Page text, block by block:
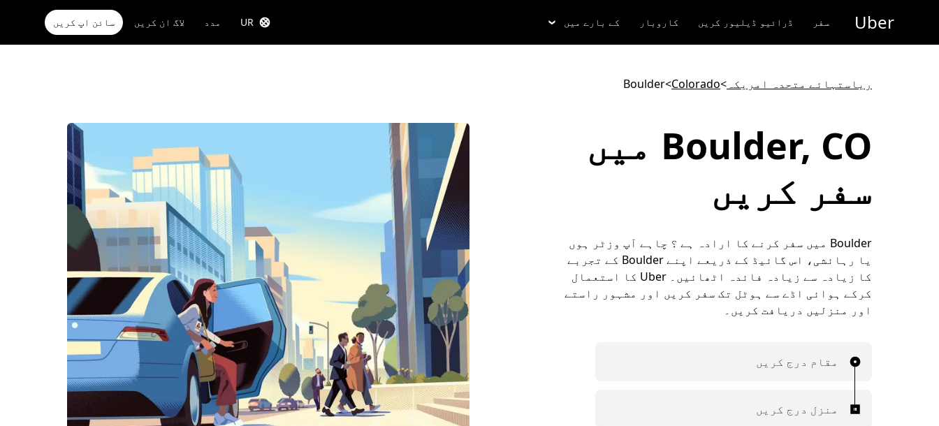
جائیں
Uber سفر ڈرائیو ڈیلیور کریں کاروبار کے بارے میں UR مدد لاگ ان کریں سائن اپ کریں
ریاستہائے متحدہ امریکہ>
Colorado
>
Boulder
Boulder, CO میں
سفر کریں
Boulder میں سفر کرنے کا ارادہ ہے ؟ چاہے آپ وزٹر ہوں
یا رہائشی، اس گائیڈ کے ذریعے اپنے Boulder کے تجربے
کا زیادہ سے زیادہ فائدہ اٹھائیں۔ Uber کا استعمال
کرکے ہوائی اڈے سے ہوٹل تک سفر کریں اور مشہور راستے
اور منزلیں دریافت کریں۔
مقام درج کریں
منزل درج کریں